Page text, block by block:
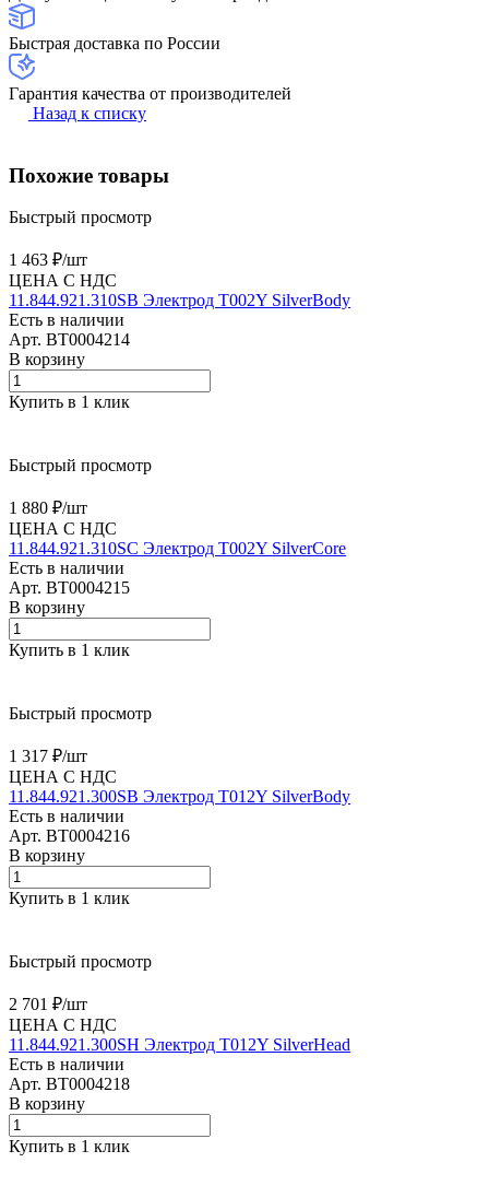
Быстрая доставка по России
Гарантия качества от производителей
Назад к списку
Похожие товары
Быстрый просмотр
1 463 ₽/шт
ЦЕНА С НДС
11.844.921.310SB Электрод T002Y SilverBody
Есть в наличии
Арт. BT0004214
В корзину
Купить в 1 клик
Быстрый просмотр
1 880 ₽/шт
ЦЕНА С НДС
11.844.921.310SC Электрод T002Y SilverCore
Есть в наличии
Арт. BT0004215
В корзину
Купить в 1 клик
Быстрый просмотр
1 317 ₽/шт
ЦЕНА С НДС
11.844.921.300SB Электрод T012Y SilverBody
Есть в наличии
Арт. BT0004216
В корзину
Купить в 1 клик
Быстрый просмотр
2 701 ₽/шт
ЦЕНА С НДС
11.844.921.300SH Электрод T012Y SilverHead
Есть в наличии
Арт. BT0004218
В корзину
Купить в 1 клик